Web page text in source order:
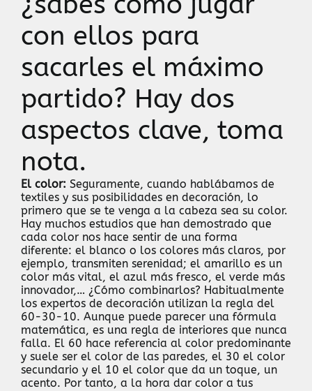
con ellos para
sacarles el máximo
partido? Hay dos
aspectos clave, toma
nota.
El color: Seguramente, cuando hablábamos de
textiles y sus posibilidades en decoración, lo
primero que se te venga a la cabeza sea su color.
Hay muchos estudios que han demostrado que
cada color nos hace sentir de una forma
diferente: el blanco o los colores más claros, por
ejemplo, transmiten serenidad; el amarillo es un
color más vital, el azul más fresco, el verde más
innovador,… ¿Cómo combinarlos? Habitualmente
los expertos de decoración utilizan la regla del
60-30-10. Aunque puede parecer una fórmula
matemática, es una regla de interiores que nunca
falla. El 60 hace referencia al color predominante
y suele ser el color de las paredes, el 30 el color
secundario y el 10 el color que da un toque, un
acento. Por tanto, a la hora dar color a tus